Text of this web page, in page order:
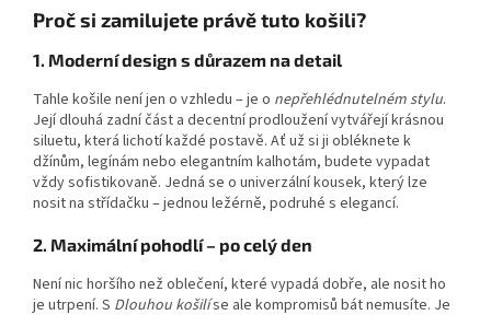
Proč si zamilujete právě tuto košili?
1. Moderní design s důrazem na detail
Tahle košile není jen o vzhledu – je o nepřehlédnutelném stylu.
Její dlouhá zadní část a decentní prodloužení vytvářejí krásnou
siluetu, která lichotí každé postavě. Ať už si ji obléknete k
džínům, legínám nebo elegantním kalhotám, budete vypadat
vždy sofistikovaně. Jedná se o univerzální kousek, který lze
nosit na střídačku – jednou ležérně, podruhé s elegancí.
2. Maximální pohodlí – po celý den
Není nic horšího než oblečení, které vypadá dobře, ale nosit ho
je utrpení. S Dlouhou košilíse ale kompromisů bát nemusíte. Je